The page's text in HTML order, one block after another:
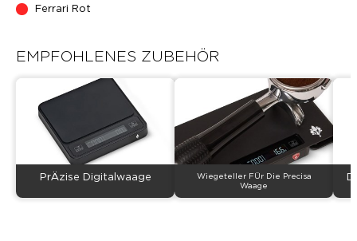
Ferrari Rot
EMPFOHLENES ZUBEHÖR
PrÄzise Digitalwaage
Wiegeteller FÜr Die Precisa
Waage